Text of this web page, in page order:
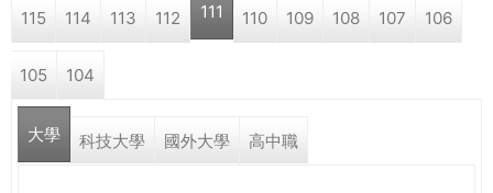
學a
r
e
115 114 113 112 111 110 109 108 107 106
105 104
大學 科技大學 國外大學 高中職